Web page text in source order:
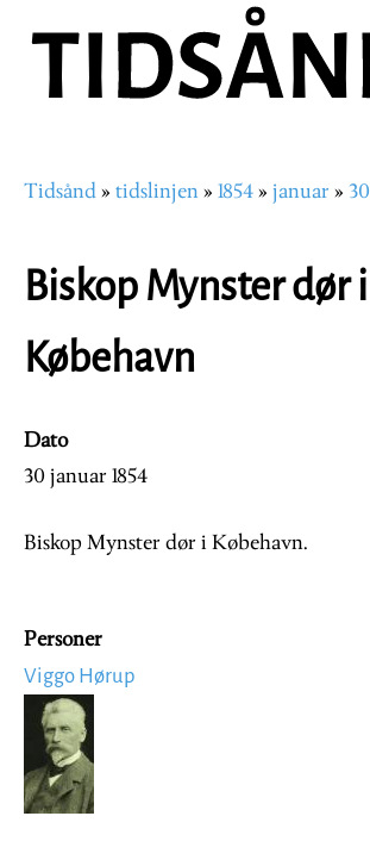
hovedinnhold
Navigasjonssti
Tidsånd tidslinjen 1854 januar 30
Biskop Mynster dør i
Købehavn
Dato
30 januar 1854
Biskop Mynster dør i Købehavn.
Personer
Viggo Hørup
Image